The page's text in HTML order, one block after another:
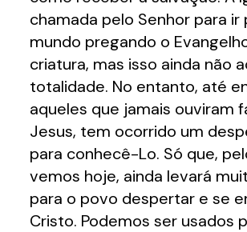
chamada pelo Senhor para ir
mundo pregando o
criatura, mas isso ainda não
totalidade. No entanto, até
aqueles que jamais ouviram
Jesus, tem ocorrido um
para conhecê-Lo. Só que,
vemos hoje, ainda levará
para o povo despertar e se
Cristo. Podemos ser usados